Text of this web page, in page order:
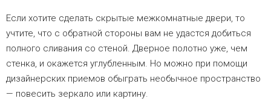
Если хотите сделать скрытые межкомнатные двери, то
учтите, что с обратной стороны вам не удастся добиться
полного сливания со стеной. Дверное полотно уже, чем
стенка, и окажется углубленным. Но можно при помощи
дизайнерских приемов обыграть необычное пространство
— повесить зеркало или картину.